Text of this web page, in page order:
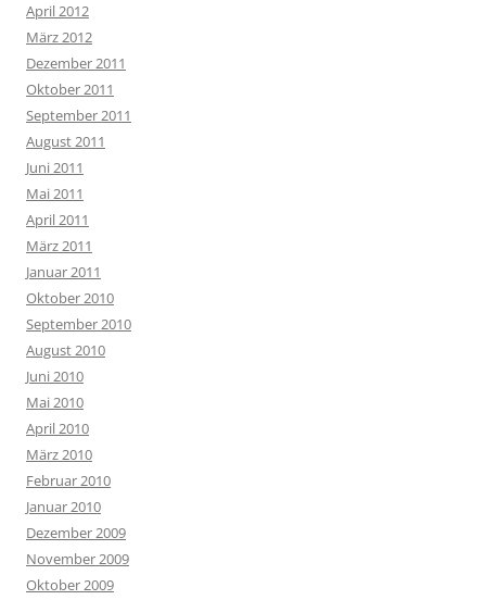
April 2012
März 2012
Dezember 2011
Oktober 2011
September 2011
August 2011
Juni 2011
Mai 2011
April 2011
März 2011
Januar 2011
Oktober 2010
September 2010
August 2010
Juni 2010
Mai 2010
April 2010
März 2010
Februar 2010
Januar 2010
Dezember 2009
November 2009
Oktober 2009